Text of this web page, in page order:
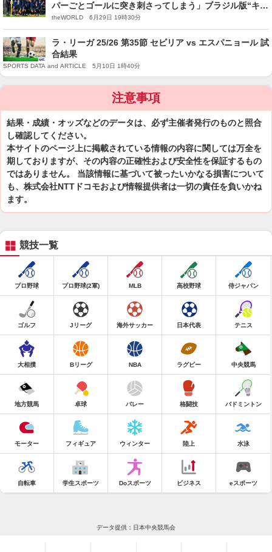
パーごとゴールに突き刺さってしまう」ブラジル版“キャ
プ翼”声優、日本戦に懸念示す
theWORLD 6月29日 19時30分
ラ・リーガ 25/26 第35節 セビリア vs エスパニョール 試
合結果
SPORTS DATA and ARTICLE 5月10日 1時40分
注意事項
結果・成績・オッズなどのデータは、必ず主催者発行のものと照合
し確認してください。
本サイトのページ上に掲載されている情報の内容に関しては万全を
期しておりますが、その内容の正確性および安全性を保証するもの
ではありません。 当該情報に基づいて被ったいかなる損害について
も、株式会社NTTドコモおよび情報提供者は一切の責任を負いかね
ます。
競技一覧
プロ野球 プロ野球(2軍) MLB 高校野球 侍ジャパン
ゴルフ Jリーグ 海外サッカー 日本代表 テニス
大相撲 Bリーグ NBA ラグビー 中央競馬
地方競馬 卓球 バレー 格闘技 バドミントン
モーター フィギュア ウィンター 陸上 水泳
自転車 学生スポーツ Doスポーツ ビジネス eスポーツ
データ提供：日本中央競馬会